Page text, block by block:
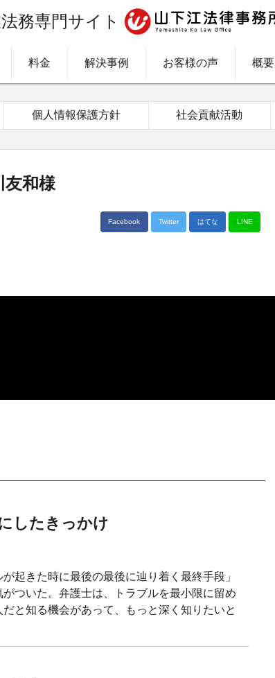
務専門サイト
料金 解決事例 お客様の声 概要
友和様
Facebook Twitter はてな LINE
したきっかけ
起きた時に最後の最後に辿り着く最終手段」
ついた。弁護士は、トラブルを最小限に留め
と知る機会があって、もっと深く知りたいと
個人情報保護方針 社会貢献活動